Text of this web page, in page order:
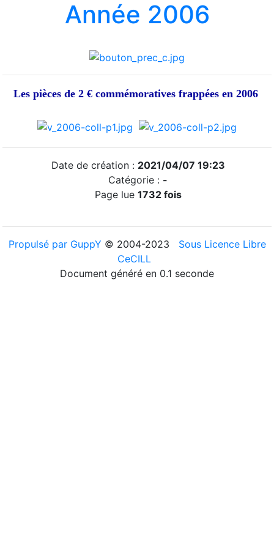
Année 2006
Les pièces de 2 € commémoratives frappées en 2006
Date de création : 2021/04/07 19:23
Catégorie : -
Page lue 1732 fois
Propulsé par GuppY © 2004-2023
Sous Licence Libre
CeCILL
Document généré en 0.1 seconde